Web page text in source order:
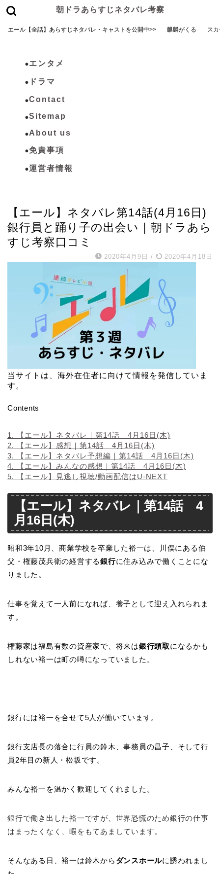
朝ドラあらすじネタバレ考察
エール【全話】あらすじネタバレ・キャストを公開中>> 麒麟がくる ス
エンタメ
ドラマ
Contact
Sitemap
About us
免責事項
運営者情報
【エール】ネタバレ第14話(4月16日)
銀行員と踊り子の出会い｜朝ドラあら
すじ考察口コミ
2020年4月9日 / 2020年4月18日
当サイトは、海外在住者に向けて情報を発信していま
す。
Contents
1.
【エール】ネタバレ｜第14話 4月16日(木)
2.
【エール】感想｜第14話 4月16日(木)
3.
【エール】ネタバレ予想編｜第14話 4月16日(木)
4.
【エール】みんなの感想｜第14話 4月16日(木)
5.
【エール】見逃し視聴/動画配信はU-NEXT
【エール】ネタバレ｜第14話 4
月16日(木)
昭和3年10月、商業学校を卒業した裕一は、川俣にある伯
父・権藤茂兵衛の経営する銀行に住み込みで働くことにな
りました。
仕事を覚えて一人前になれば、養子として迎え入れられま
す。
権藤家は福島有数の資産家で、将来は銀行頭取になるかも
しれない裕一は町の噂になっていました。
銀行には裕一を合せて5人が働いています。
銀行支店長の落合に行員の鈴木、事務員の昌子、そして行
員2年目の新人・松坂です。
みんな裕一を温かく歓迎してくれました。
銀行で働き出した裕一ですが、世界恐慌のため銀行の仕事
はまったくなく、暇をもてあましています。
そんなある日、裕一は鈴木から ダンスホールに誘われまし